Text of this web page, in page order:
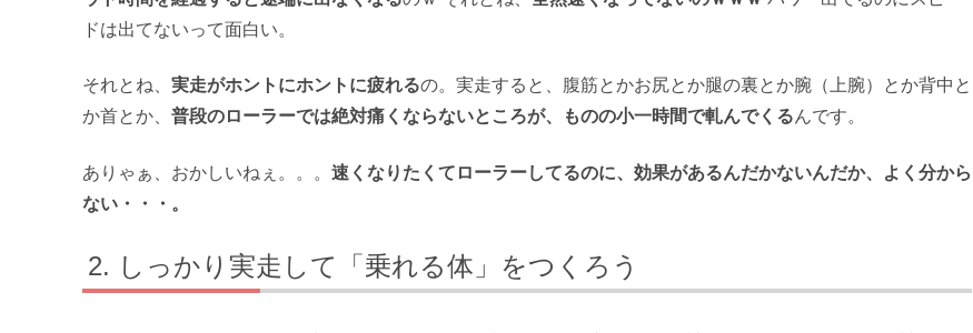
ドは出てないって面白い。
それとね、 実走がホントにホントに疲れるの。実走すると、腹筋とかお尻とか腿の裏とか腕（上腕）とか背中と
か首とか、 普段のローラーでは絶対痛くならないところが、ものの小一時間で軋んでくるんです。
ありゃぁ、おかしいねぇ。。。 速くなりたくてローラーしてるのに、効果があるんだかないんだか、よく分から
ない・・・。
しっかり実走して「乗れる体」をつくろう